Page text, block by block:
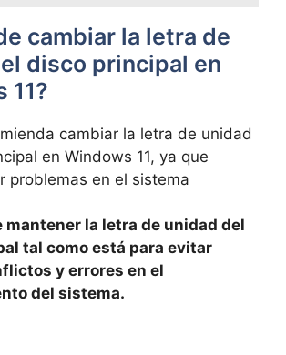
cambiar ⁢la ‌letra de
disco‌ principal en
11?
cambiar la‍ letra de unidad
‌en Windows 11, ya que
problemas en ⁤el sistema
⁢mantener⁤ la letra de unidad del
tal​ como está para evitar
y errores en el
del sistema.